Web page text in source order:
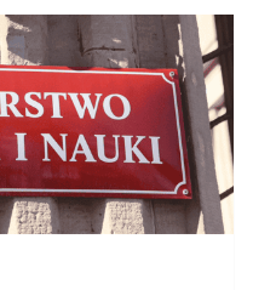
naukę zdalną lub
Niedzielski na
się 24
sytuacja w Polsce
19 jest
także po
funkcjonowania